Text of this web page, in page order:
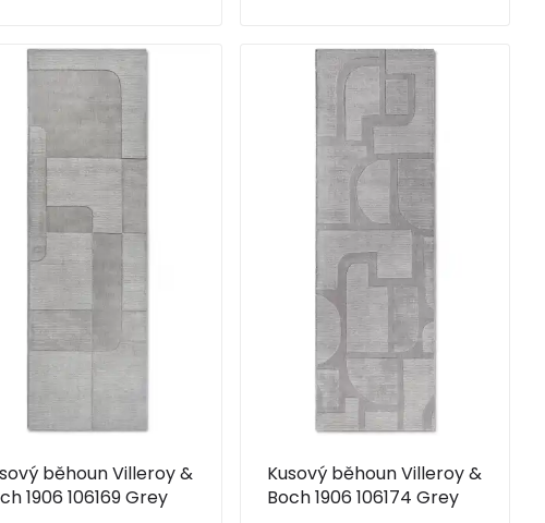
běhoun Villeroy &
1906 106169 Grey
Kusový běhoun Villeroy &
Boch 1906 106174 Grey